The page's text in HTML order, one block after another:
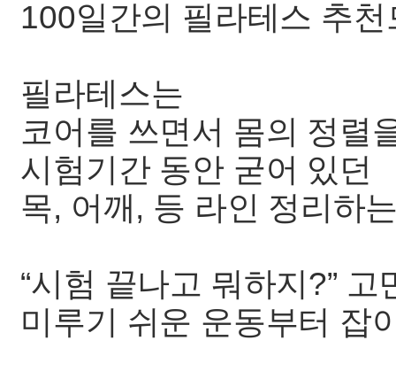
100일간의 필라테스 추천
필라테스는
코어를 쓰면서 몸의 정렬
시험기간 동안 굳어 있던
목, 어깨, 등 라인 정리하
“시험 끝나고 뭐하지?” 고
미루기 쉬운 운동부터 잡